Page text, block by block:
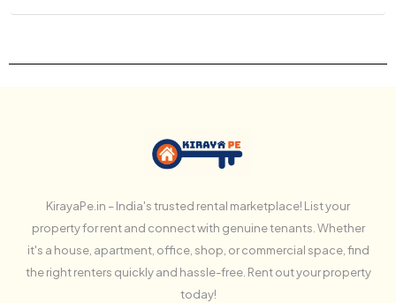
KirayaPe.in – India's trusted rental marketplace! List your
property for rent and connect with genuine tenants. Whether
it's a house, apartment, office, shop, or commercial space, find
the right renters quickly and hassle-free. Rent out your property
today!